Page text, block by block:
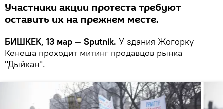
Участники акции протеста требуют
оставить их на прежнем месте.
БИШКЕК, 13 мар — Sputnik. У здания Жогорку
Кенеша проходит митинг продавцов рынка
"Дыйкан".